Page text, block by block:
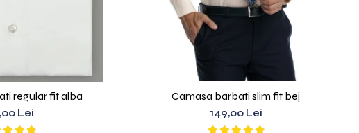
regular fit alba
Lei
Camasa barbati slim fit bej
149,00 Lei